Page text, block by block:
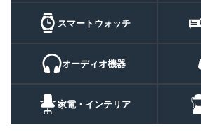
ッチ
機レビュー | 1万円前後で
ュー | バッテリー対応で
泊にも使いやすいポータブ
スマートウォッチ
オーディオ機器
家電・インテリア